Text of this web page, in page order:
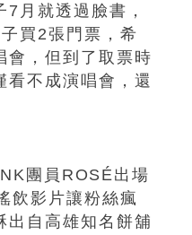
月就透過臉書，
買2張門票，希
會，但到了取票時
看不成演唱會，還
團員ROSÉ出場
飲影片讓粉絲瘋
出自高雄知名餅舖